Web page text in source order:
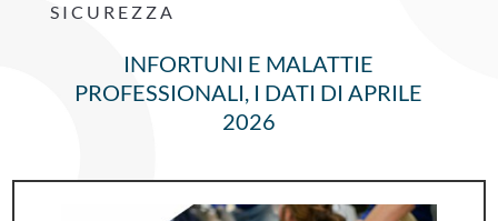
SICUREZZA
INFORTUNI E MALATTIE
PROFESSIONALI, I DATI DI APRILE
2026